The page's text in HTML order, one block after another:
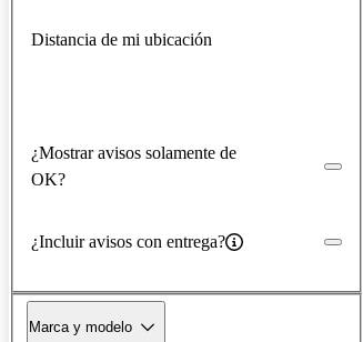
Distancia de mi ubicación
¿Mostrar avisos solamente de
OK?
¿Incluir avisos con entrega?
Marca y modelo